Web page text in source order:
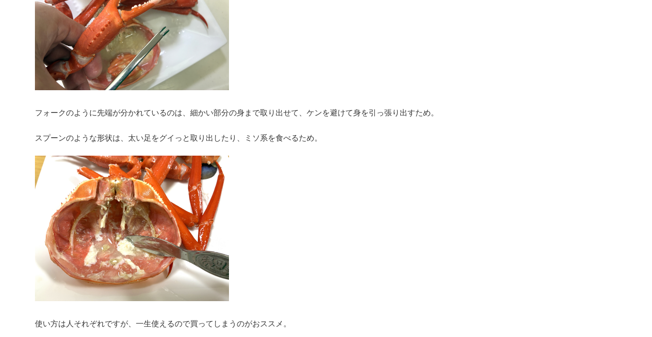
フォークのように先端が分かれているのは、細かい部分の身まで取り出せて、ケンを避けて身を引っ張り出すため。
スプーンのような形状は、太い足をグイっと取り出したり、ミソ系を食べるため。
使い方は人それぞれですが、一生使えるので買ってしまうのがおススメ。